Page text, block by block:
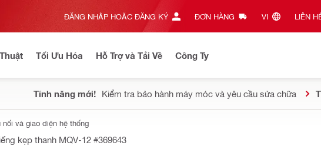
ĐĂNG NHẬP HOẶC ĐĂNG KÝ ĐƠN HÀNG VI‎ LIÊN
Tối Ưu Hóa Hỗ Trợ và Tải Về Công Ty
Tính năng mới! Kiểm tra bảo hành máy móc và yêu cầu sửa chữa
nối và giao diện hệ thống
kẹp thanh MQV-12 #369643